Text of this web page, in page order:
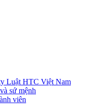
Luật HTC Việt Nam
sứ mệnh
viên